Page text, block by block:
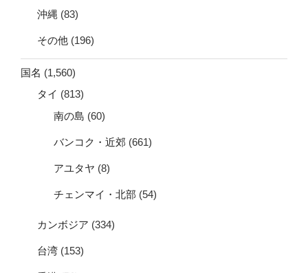
沖縄 (83)
その他 (196)
国名 (1,560)
タイ (813)
南の島 (60)
バンコク・近郊 (661)
アユタヤ (8)
チェンマイ・北部 (54)
カンボジア (334)
台湾 (153)